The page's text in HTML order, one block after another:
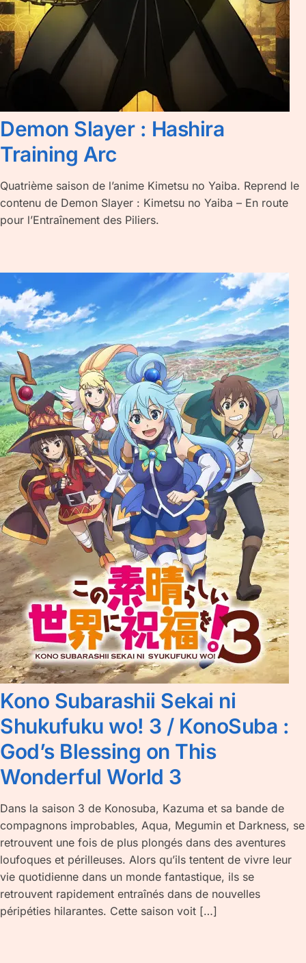
Demon Slayer : Hashira
Training Arc
Quatrième saison de l’anime Kimetsu no Yaiba. Reprend le
contenu de Demon Slayer : Kimetsu no Yaiba – En route
pour l’Entraînement des Piliers.
Kono Subarashii Sekai ni
Shukufuku wo! 3 / KonoSuba :
God’s Blessing on This
Wonderful World 3
Dans la saison 3 de Konosuba, Kazuma et sa bande de
compagnons improbables, Aqua, Megumin et Darkness, se
retrouvent une fois de plus plongés dans des aventures
loufoques et périlleuses. Alors qu’ils tentent de vivre leur
vie quotidienne dans un monde fantastique, ils se
retrouvent rapidement entraînés dans de nouvelles
péripéties hilarantes. Cette saison voit […]